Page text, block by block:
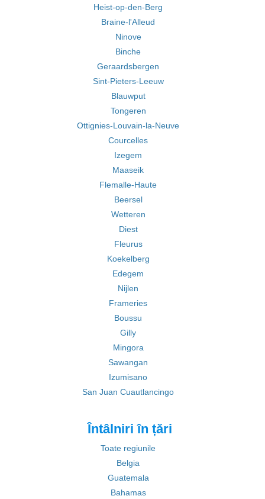
Heist-op-den-Berg
Braine-l'Alleud
Ninove
Binche
Geraardsbergen
Sint-Pieters-Leeuw
Blauwput
Tongeren
Ottignies-Louvain-la-Neuve
Courcelles
Izegem
Maaseik
Flemalle-Haute
Beersel
Wetteren
Diest
Fleurus
Koekelberg
Edegem
Nijlen
Frameries
Boussu
Gilly
Mingora
Sawangan
Izumisano
San Juan Cuautlancingo
Întâlniri în țări
Toate regiunile
Belgia
Guatemala
Bahamas